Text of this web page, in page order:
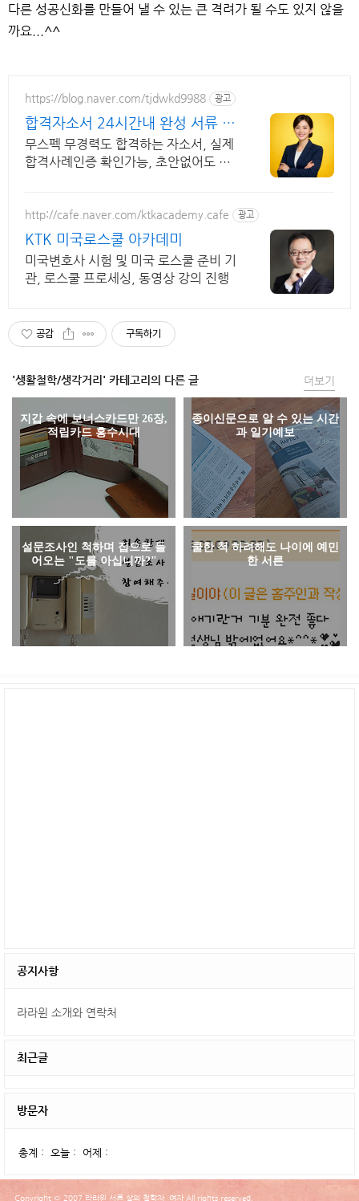
다른 성공신화를 만들어 낼 수 있는 큰 격려가 될 수도 있지 않을
까요...^^
https://blog.naver.com/tjdwkd9988 광고
합격자소서 24시간내 완성 서류 합
격의 비밀
무스펙 무경력도 합격하는 자소서, 실제
합격사례인증 확인가능, 초안없어도 가
http://cafe.naver.com/ktkacademy.cafe 광고
KTK 미국로스쿨 아카데미
미국변호사 시험 및 미국 로스쿨 준비 기
관, 로스쿨 프로세싱, 동영상 강의 진행
공감 구독하기
'생활철학/생각거리' 카테고리의 다른 글
지갑 속에 보너스카드만 26장,
적립카드 홍수시대
종이신문으로 알 수 있는 시간
과 일기예보
설문조사인 척하며 집으로 들
어오는 "도를 아십니까?"
쿨한 척 하려해도 나이에 예민
한 서른
더보기
공지사항
라라윈 소개와 연락처
최근글
방문자
총계 : 오늘 : 어제 :
Copyright © 2007 라라윈 서른 살의 철학자, 여자 All rights reserved.